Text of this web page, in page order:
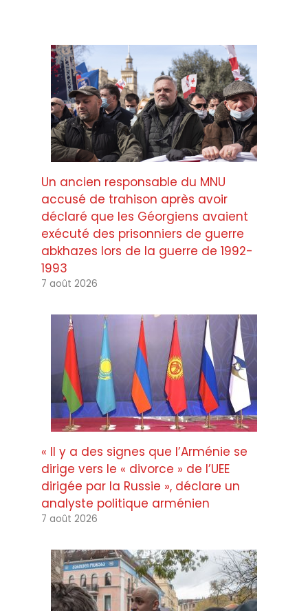
Un ancien responsable du MNU
accusé de trahison après avoir
déclaré que les Géorgiens avaient
exécuté des prisonniers de guerre
abkhazes lors de la guerre de 1992-
1993
7 août 2026
« Il y a des signes que l’Arménie se
dirige vers le « divorce » de l’UEE
dirigée par la Russie », déclare un
analyste politique arménien
7 août 2026